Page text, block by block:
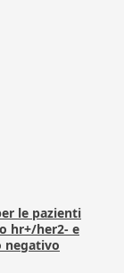
le pazienti
hr+/her2- e
negativo